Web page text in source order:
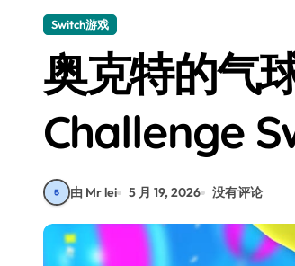
阿瑞亚之旅 Worlds of
阿喀琉斯：传说未竟之
小镇惊魂：重制版合集
Switch游戏
奥克特的气
Challenge
由 Mr lei 5 月 19, 2026 没有评论